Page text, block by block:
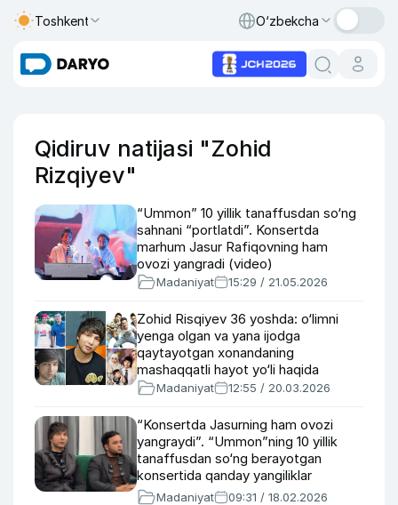
Toshkent O‘zbekcha
Qidiruv natijasi "Zohid
Rizqiyev"
“Ummon” 10 yillik tanaffusdan so‘ng
sahnani “portlatdi”. Konsertda
marhum Jasur Rafiqovning ham
ovozi yangradi (video)
Madaniyat 15:29 / 21.05.2026
Zohid Risqiyev 36 yoshda: o‘limni
yenga olgan va yana ijodga
qaytayotgan xonandaning
mashaqqatli hayot yo‘li haqida
Madaniyat 12:55 / 20.03.2026
“Konsertda Jasurning ham ovozi
yangraydi”. “Ummon”ning 10 yillik
tanaffusdan so‘ng berayotgan
konsertida qanday yangiliklar
kutilmoqda?
Madaniyat 09:31 / 18.02.2026